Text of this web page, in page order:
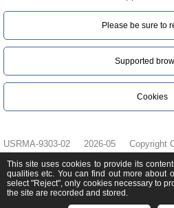
Please be sure to
Supported
Cookies
USRMA-9303-02 2026-05 Copyright
This site uses cookies to provide its
qualities etc. You can find out more about
select "Reject", only cookies necessary to
the site are recorded and stored.